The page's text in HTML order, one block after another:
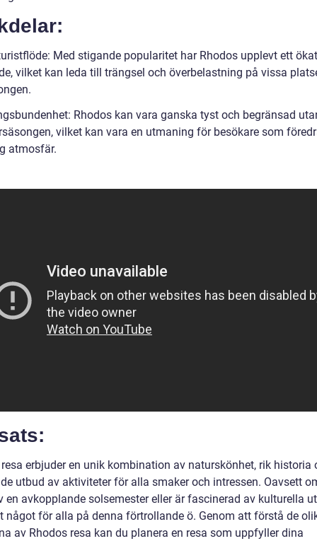
Med stigande popularitet har Rhodos upplevt ett ökat
vilket kan leda till trängsel och överbelastning på vissa
Rhodos kan vara ganska tyst och begränsad
vilket kan vara en utmaning för besökare som
atmosfär.
erbjuder en unik kombination av naturskönhet, rik historia
utbud av aktiviteter för alla smaker och intressen. Oavsett
en avkopplande solsemester eller är fascinerad av kulturella
något för alla på denna förtrollande ö. Genom att förstå de
av Rhodos resa kan du planera en resa som uppfyller dina